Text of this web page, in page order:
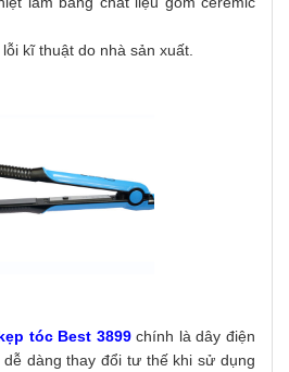
kĩ thuật do nhà sản xuất.
tóc Best 3899chính là dây điện
dàng thay đổi tư thế khi sử dụng